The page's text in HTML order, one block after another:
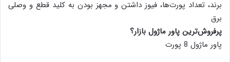
برند، تعداد پورت‌ها، فیوز داشتن و مجهز بودن به کلید قطع و وصلی
برق
پرفروش‌ترین پاور ماژول بازار؟
پاور ماژول 8 پورت